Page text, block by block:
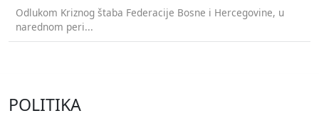
Odlukom Kriznog štaba Federacije Bosne i Hercegovine, u
narednom peri...
POLITIKA